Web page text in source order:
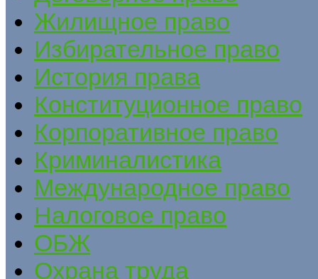
Жилищное право
Избирательное право
История права
Конституционное право
Корпоративное право
Криминалистика
Международное право
Налоговое право
ОБЖ
Охрана труда